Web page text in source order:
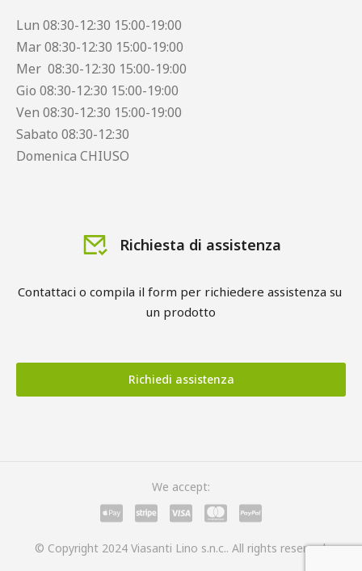
Lun 08:30-12:30 15:00-19:00
Mar 08:30-12:30 15:00-19:00
Mer 08:30-12:30 15:00-19:00
Gio 08:30-12:30 15:00-19:00
Ven 08:30-12:30 15:00-19:00
Sabato 08:30-12:30
Domenica CHIUSO
Richiesta di assistenza
Contattaci o compila il form per richiedere assistenza su
un prodotto
Richiedi assistenza
© Copyright 2024 Viasanti Lino s.n.c.. All rights reserved.
We accept: